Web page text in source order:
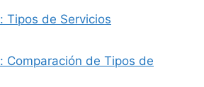
Tipos de Servicios
Comparación de Tipos de